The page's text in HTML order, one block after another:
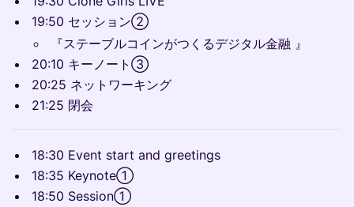
19:50 セッション②
『ステーブルコインがつくるデジタル金融 』
20:10 キーノート③
20:25 ネットワーキング
21:25 閉会
​18:30 Event start and greetings
18:35 Keynote①
18:50 Session①